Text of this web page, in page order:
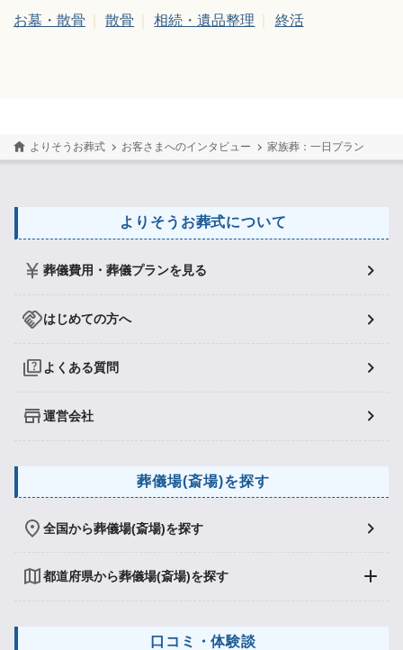
お墓・散骨
散骨 相続・遺品整理 終活
よりそうお葬式 お客さまへのインタビュー 家族葬：一日プラン
よりそうお葬式について
葬儀費用・葬儀プランを見る
はじめての方へ
よくある質問
運営会社
葬儀場(斎場)を探す
全国から葬儀場(斎場)を探す
都道府県から葬儀場(斎場)を探す
口コミ・体験談